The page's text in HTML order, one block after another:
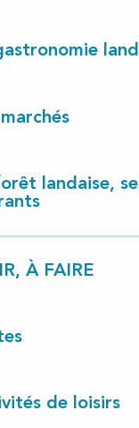
marchés
landaise,
À FAIRE
de loisirs
(beauté,
ce sera
différents
aux